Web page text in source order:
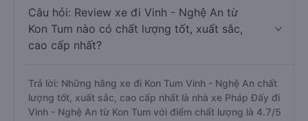
Câu hỏi: Review xe đi Vinh - Nghệ An từ
Kon Tum nào có chất lượng tốt, xuất sắc,
cao cấp nhất?
Trả lời: Những hãng xe đi Kon Tum Vinh - Nghệ An chất
lượng tốt, xuất sắc, cao cấp nhất là nhà xe Pháp Đấy đi
Vinh - Nghệ An từ Kon Tum với điểm chất lượng là 4.7/5